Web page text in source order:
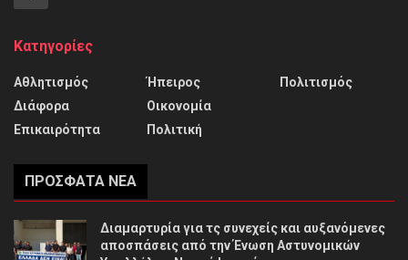
Κατηγορίες
Αθλητισμός
Διάφορα
Επικαιρότητα
Ήπειρος
Οικονομία
Πολιτική
Πολιτισμός
ΠΡΌΣΦΑΤΑ ΝΈΑ
Διαμαρτυρία για τς συνεχείς και αυξανόμενες
αποσπάσεις από την Ένωση Αστυνομικών